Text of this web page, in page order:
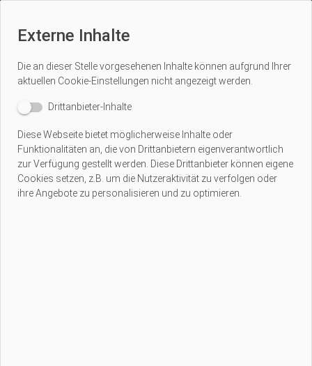
Externe Inhalte
Die an dieser Stelle vorgesehenen Inhalte können aufgrund Ihrer
aktuellen Cookie-Einstellungen nicht angezeigt werden.
Drittanbieter-Inhalte
Diese Webseite bietet möglicherweise Inhalte oder
Funktionalitäten an, die von Drittanbietern eigenverantwortlich
zur Verfügung gestellt werden. Diese Drittanbieter können eigene
Cookies setzen, z.B. um die Nutzeraktivität zu verfolgen oder
ihre Angebote zu personalisieren und zu optimieren.